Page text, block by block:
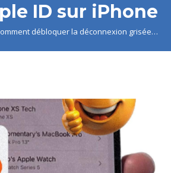
ID sur iPhone
débloquer la déconnexion grisée…